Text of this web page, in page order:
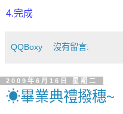
4.完成
QQBoxy 沒有留言:
2009年6月16日 星期二
☀畢業典禮撥穗~